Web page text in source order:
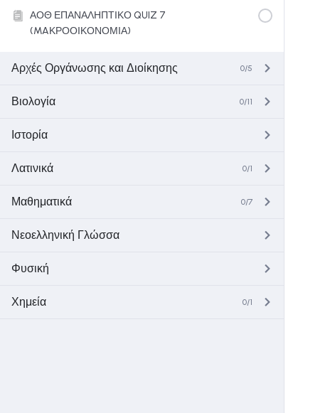
ΑΟΘ ΕΠΑΝΑΛΗΠΤΙΚΟ QUIZ 7
(MAΚΡΟΟΙΚΟΝΟΜΙΑ)
Αρχές Οργάνωσης και Διοίκησης 0/5
Βιολογία 0/11
Ιστορία
Λατινικά 0/1
Μαθηματικά 0/7
Νεοελληνική Γλώσσα
Φυσική
Χημεία 0/1